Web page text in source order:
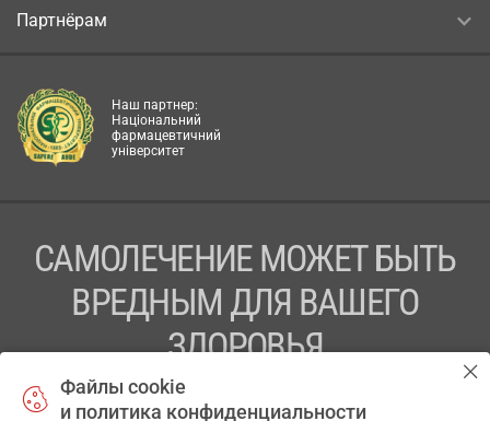
Партнёрам
Наш партнер:
Національний
фармацевтичний
університет
САМОЛЕЧЕНИЕ МОЖЕТ БЫТЬ
ВРЕДНЫМ ДЛЯ ВАШЕГО
ЗДОРОВЬЯ
ПЕРЕД ПРИМЕНЕНИЕМ ПРЕПАРАТА
Файлы cookie
и политика конфиденциальности